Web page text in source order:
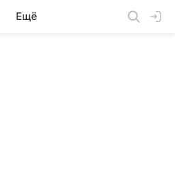
Ещё